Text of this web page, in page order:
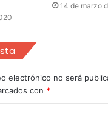
14 de marzo
electrónico no será
con *